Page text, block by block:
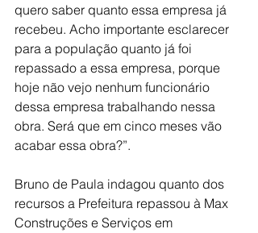
quero saber quanto essa empresa já
recebeu. Acho importante esclarecer
para a população quanto já foi
repassado a essa empresa, porque
hoje não vejo nenhum funcionário
dessa empresa trabalhando nessa
obra. Será que em cinco meses vão
acabar essa obra?”.
Bruno de Paula indagou quanto dos
recursos a Prefeitura repassou à Max
Construções e Serviços em